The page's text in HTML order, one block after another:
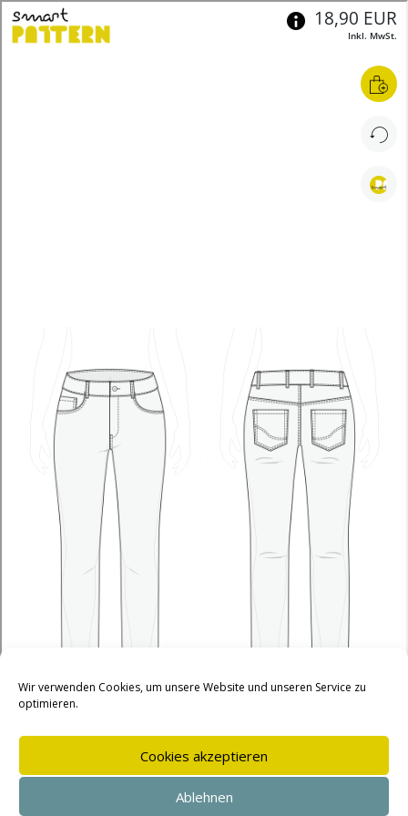
Wir verwenden Cookies, um unsere Website und unseren Service zu
optimieren.
Cookies akzeptieren
Ablehnen
Deutsch
Impressum
Datenschutz
Cookie-Richtlinie (EU)
Widerrufsbelehrung
Vertrag widerrufen